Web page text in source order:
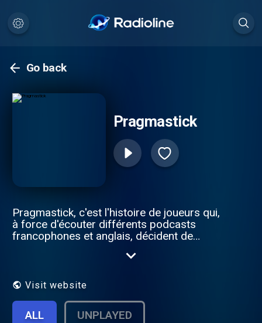
Go back
Pragmastick
Pragmastick, c'est l'histoire de joueurs qui,
à force d'écouter différents podcasts
francophones et anglais, décident de
parler dedans. Ils choisissent un sujet qui
jeu vidéo.
Visit website
ALL UNPLAYED